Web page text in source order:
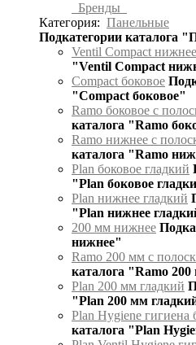
Бренды
Категория: Панельные
Подкатегории каталога
Ventil Compact нижнее
"Ventil Compact
Compact боковое
"Compact боковое"
Ramo боковое с
каталога "Ramo
Ramo нижнее с
каталога "Ramo
Plan боковое гладкий
"Plan боковое
Plan нижнее гладкий
"Plan нижнее
200 мм нижнее
нижнее"
Ramo 200 мм с
каталога "Ramo
Plan 200 мм гладкий
"Plan 200 мм
Plan Hygiene гигиена
каталога "Plan